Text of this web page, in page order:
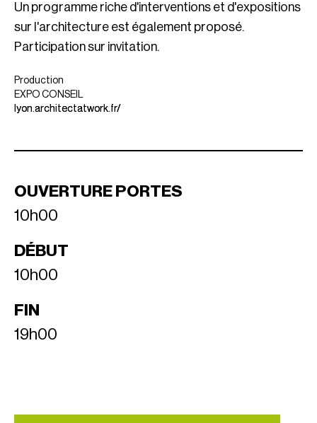
Un programme riche d'interventions et d'expositions
sur l'architecture est également proposé.
Participation sur invitation.
Production
EXPO CONSEIL
lyon.architectatwork.fr/
OUVERTURE PORTES
10h00
DÉBUT
10h00
FIN
19h00